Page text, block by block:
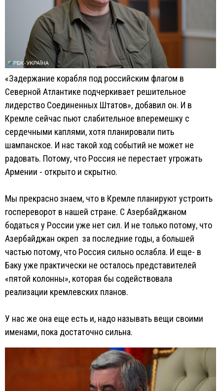
«Задержание корабля под российским флагом в
Северной Атлантике подчеркивает решительное
лидерство Соединенных Штатов», добавил он. И в
Кремле сейчас пьют слабительное вперемешку с
сердечными каплями, хотя планировали пить
шампанское. И нас такой ход событий не может не
радовать. Потому, что Россия не перестает угрожать
Армении - открыто и скрытно.
Мы прекрасно знаем, что в Кремле планируют устроить
госпереворот в нашей стране. С Азербайджаном
бодаться у России уже нет сил. И не только потому, что
Азербайджан окреп за последние годы, а большей
частью потому, что Россия сильно ослабла. И еще- в
Баку уже практически не осталось представителей
«пятой колонны», которая бы содействовала
реализации кремлевских планов.
У нас же она еще есть и, надо называть вещи своими
именами, пока достаточно сильна.